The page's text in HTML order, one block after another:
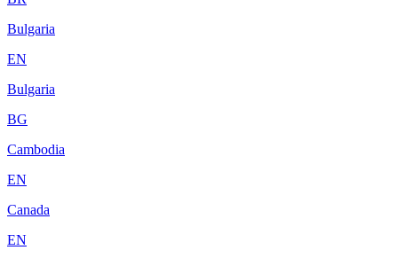
Bulgaria
EN
Bulgaria
BG
Cambodia
EN
Canada
EN